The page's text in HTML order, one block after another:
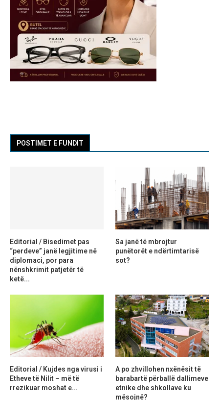
POSTIMET E FUNDIT
Editorial / Bisedimet pas
“perdeve” janë legjitime në
diplomaci, por para
nënshkrimit patjetër të
ketë...
Sa janë të mbrojtur
punëtorët e ndërtimtarisë
sot?
Editorial / Kujdes nga virusi i
Etheve të Nilit – më të
rrezikuar moshat e...
A po zhvillohen nxënësit të
barabartë përballë dallimeve
etnike dhe shkollave ku
mësojnë?